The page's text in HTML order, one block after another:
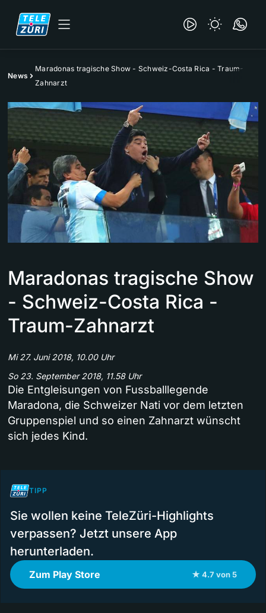
News
Maradonas tragische Show - Schweiz-Costa Rica - Traum-
Zahnarzt
Maradonas tragische Show
- Schweiz-Costa Rica -
Traum-Zahnarzt
Mi 27. Juni 2018, 10.00 Uhr
So 23. September 2018, 11.58 Uhr
Die Entgleisungen von Fussballlegende
Maradona, die Schweizer Nati vor dem letzten
Gruppenspiel und so einen Zahnarzt wünscht
sich jedes Kind.
TIPP
Sie wollen keine TeleZüri-Highlights
verpassen? Jetzt unsere App
herunterladen.
Zum Play Store ★ 4.7 von 5